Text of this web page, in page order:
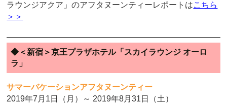
ラウンジアクア」のアフタヌーンティーレポートはこちら
＞＞
◆＜新宿＞京王プラザホテル「スカイラウンジ オーロ
ラ」
サマーバケーションアフタヌーンティー
2019年7月1日（月）～ 2019年8月31日（土）